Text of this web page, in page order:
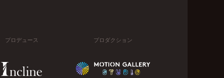
プロデュース プロダクション